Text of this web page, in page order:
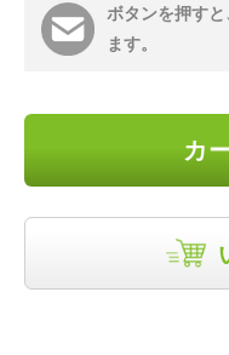
ボタンを押す
ます。
カ